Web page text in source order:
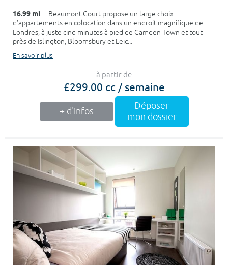
16.99 mi - Beaumont Court propose un large choix
d’appartements en colocation dans un endroit magnifique de
Londres, à juste cinq minutes à pied de Camden Town et tout
près de Islington, Bloomsbury et Leic...
En savoir plus
à partir de
£299.00 cc / semaine
+ d'infos
Déposer
mon dossier